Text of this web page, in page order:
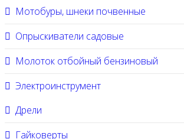
Мотобуры, шнеки почвенные
Опрыскиватели садовые
Молоток отбойный бензиновый
Электроинструмент
Дрели
Гайковерты